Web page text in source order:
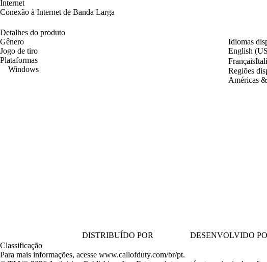
Internet
Conexão à Internet de Banda Larga
Detalhes do produto
Gênero
Jogo de tiro
Plataformas
Windows
Idiomas
English
Français
Regiões
Américas
DISTRIBUÍDO POR
DESENVOLVIDO
Classificação
Para mais informações, acesse www.callofduty.com/br/pt.